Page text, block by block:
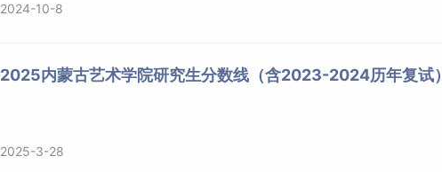
2024-10-8
2025内蒙古艺术学院研究生分数线（含2023-2024历年复试）
2025-3-28